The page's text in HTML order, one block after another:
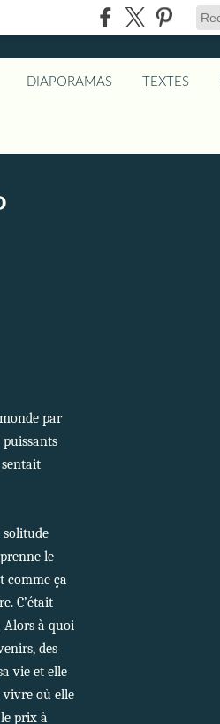
DIAPORAMAS TEXTES
par
solitude
le
comme ça
C’était
Alors à quoi
des
vie et elle
vivre où elle
prix à